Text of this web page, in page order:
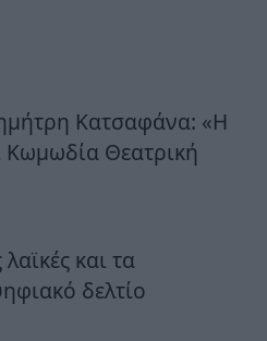
Κατσαφάνα: «Η
Κωμωδία Θεατρική
και τα
δελτίο